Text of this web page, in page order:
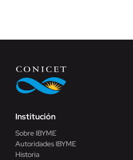
Institución
Sobre IBYME
Autoridades IBYME
Historia